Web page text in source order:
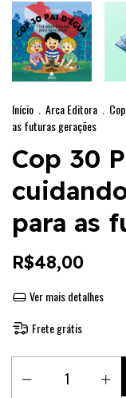
Início Arca Editora
as futuras gerações
Cop 30
para as
R$48,00
Ver mais detalhes
Frete grátis